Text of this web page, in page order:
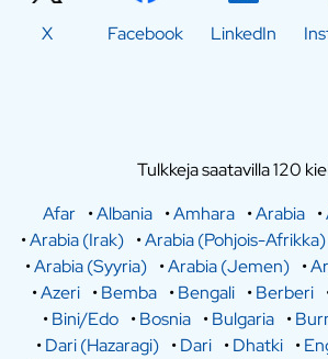
X Facebook LinkedIn
Tulkkeja saatavilla 120
Afar •Albania •Amhara •Arabia •
•Arabia (Irak) •Arabia (Pohjois-Afrikka)
•Arabia (Syyria) •Arabia (Jemen) •
•Azeri •Bemba •Bengali •Berberi
•Bini/Edo •Bosnia •Bulgaria •
•Dari (Hazaragi) •Dari •Dhatki •